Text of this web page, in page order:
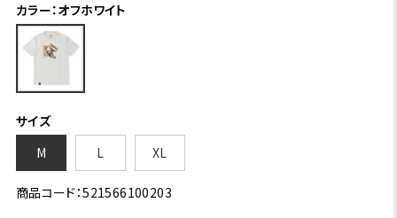
カラー：オフホワイト
サイズ
M
L XL
商品コード：521566100203